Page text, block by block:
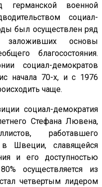
военной
социал-
был осуществлен ряд
основы
благосостояния.
социал-демократов
начала 70-х, и с 1976
чаще.
социал-демократия
Стефана Лювена,
работавшего
Швеции, славящейся
и его доступностью
осуществляется из
четвертым лидером